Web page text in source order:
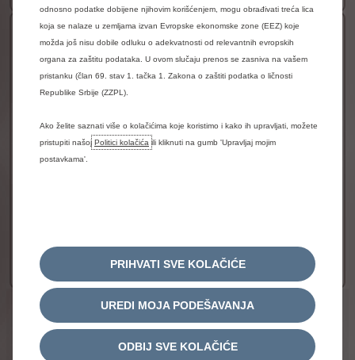
C4 X MAX
GLAVNE PREDNOSTI
Navigacijski sustav
mogućnošću potpunog zaustavljanja vozila i
pokretanja
Kamera za vožnju unazad TOP REAR VISION
55.238 KM sa PDV-om
VIŠE DETALJA
Pravno obavještenje
karaktera
predstavljaju preporučene, referentne cijene
odnosno podatke dobijene njihovim korišćenjem, mogu obrađivati treća lica
koja se nalaze u zemljama izvan Evropske ekonomske zone (EEZ) koje
možda još nisu dobile odluku o adekvatnosti od relevantnih evropskih
organa za zaštitu podataka. U ovom slučaju prenos se zasniva na vašem
pristanku (član 69. stav 1. tačka 1. Zakona o zaštiti podatka o ličnosti
Republike Srbije (ZZPL).
Ako želite saznati više o kolačićima koje koristimo i kako ih upravljati, možete
pristupiti našoj Politici kolačića ili kliknuti na gumb 'Upravljaj mojim
postavkama'.
UREDI MOJA PODEŠAVANJA
PRIHVATI SVE KOLAČIĆE
ODBIJ SVE KOLAČIĆE